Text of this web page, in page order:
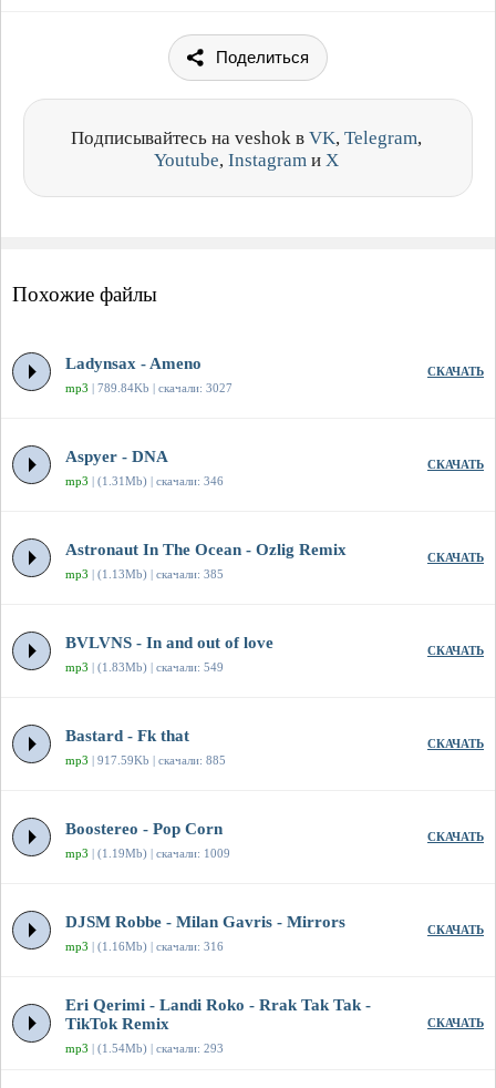
Поделиться
Подписывайтесь на veshok в VK, Telegram,
Youtube, Instagram и X
Похожие файлы
Ladynsax - Ameno
mp3 | 789.84Kb | скачали: 3027
СКАЧАТЬ
Aspyer - DNA
mp3 | (1.31Mb) | скачали: 346
СКАЧАТЬ
Astronaut In The Ocean - Ozlig Remix
mp3 | (1.13Mb) | скачали: 385
СКАЧАТЬ
BVLVNS - In and out of love
mp3 | (1.83Mb) | скачали: 549
СКАЧАТЬ
Bastard - Fk that
mp3 | 917.59Kb | скачали: 885
СКАЧАТЬ
Boostereo - Pop Corn
mp3 | (1.19Mb) | скачали: 1009
СКАЧАТЬ
DJSM Robbe - Milan Gavris - Mirrors
mp3 | (1.16Mb) | скачали: 316
СКАЧАТЬ
Eri Qerimi - Landi Roko - Rrak Tak Tak -
TikTok Remix
mp3 | (1.54Mb) | скачали: 293
СКАЧАТЬ